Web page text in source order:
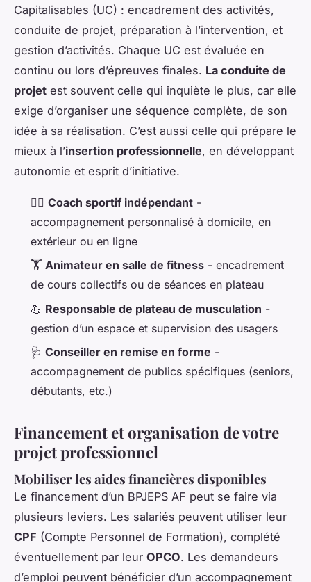
Capitalisables (UC) : encadrement des activités,
conduite de projet, préparation à l’intervention, et
gestion d’activités. Chaque UC est évaluée en
continu ou lors d’épreuves finales. La conduite de
projet est souvent celle qui inquiète le plus, car elle
exige d’organiser une séquence complète, de son
idée à sa réalisation. C’est aussi celle qui prépare le
mieux à l’insertion professionnelle, en développant
autonomie et esprit d’initiative.
🏋️‍♂️ Coach sportif indépendant -
accompagnement personnalisé à domicile, en
extérieur ou en ligne
🏋️ Animateur en salle de fitness - encadrement
de cours collectifs ou de séances en plateau
💪 Responsable de plateau de musculation -
gestion d’un espace et supervision des usagers
🩺 Conseiller en remise en forme -
accompagnement de publics spécifiques (seniors,
débutants, etc.)
Financement et organisation de votre
projet professionnel
Mobiliser les aides financières disponibles
Le financement d’un BPJEPS AF peut se faire via
plusieurs leviers. Les salariés peuvent utiliser leur
CPF (Compte Personnel de Formation), complété
éventuellement par leur OPCO. Les demandeurs
d’emploi peuvent bénéficier d’un accompagnement